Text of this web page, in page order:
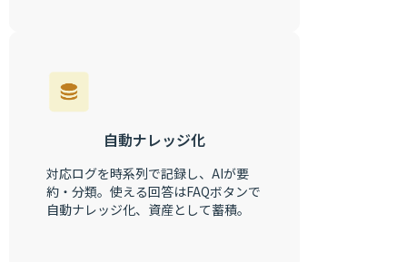
自動ナレッジ化
対応ログを時系列で記録し、AIが要
約・分類。使える回答はFAQボタンで
自動ナレッジ化、資産として蓄積。